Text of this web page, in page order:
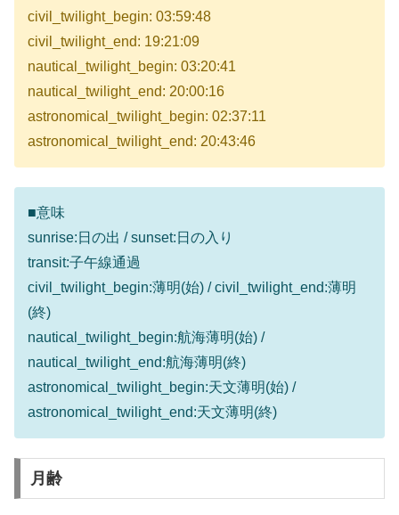
civil_twilight_begin: 03:59:48
civil_twilight_end: 19:21:09
nautical_twilight_begin: 03:20:41
nautical_twilight_end: 20:00:16
astronomical_twilight_begin: 02:37:11
astronomical_twilight_end: 20:43:46
■意味
sunrise:日の出 / sunset:日の入り
transit:子午線通過
civil_twilight_begin:薄明(始) / civil_twilight_end:薄明
(終)
nautical_twilight_begin:航海薄明(始) /
nautical_twilight_end:航海薄明(終)
astronomical_twilight_begin:天文薄明(始) /
astronomical_twilight_end:天文薄明(終)
月齢